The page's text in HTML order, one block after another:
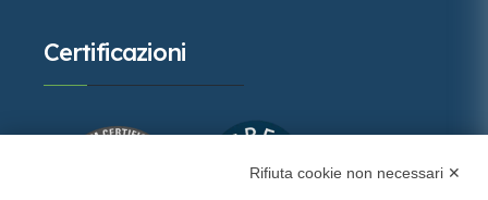
Certificazioni
Rifiuta cookie non necessari ✕